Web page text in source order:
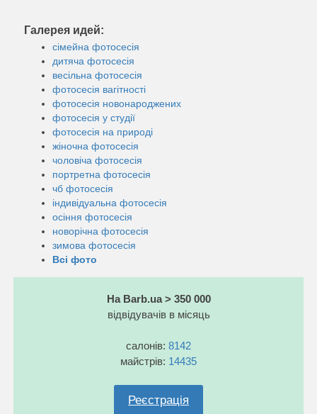
Галерея идей:
сімейна фотосесія
дитяча фотосесія
весільна фотосесія
фотосесія вагітності
фотосесія новонароджених
фотосесія у студії
фотосесія на природі
жіночна фотосесія
чоловіча фотосесія
портретна фотосесія
чб фотосесія
індивідуальна фотосесія
осіння фотосесія
новорічна фотосесія
зимова фотосесія
Всі фото
На Barb.ua > 350 000
відвідувачів в місяць
салонів: 8142
майстрів: 14435
Реєстрація